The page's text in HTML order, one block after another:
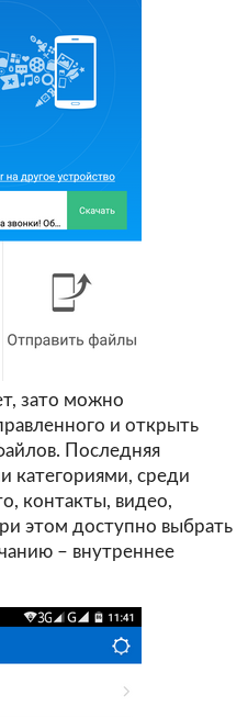
зато можно
и открыть
Последняя
категориями, среди
контакты, видео,
этом доступно выбрать
– внутреннее